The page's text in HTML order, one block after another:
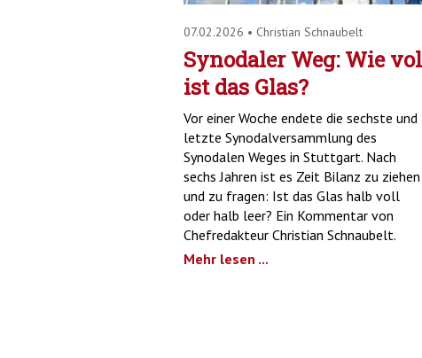
07.02.2026 • Christian Schnaubelt
Synodaler Weg: Wie
ist das Glas?
Vor einer Woche endete die sechste und
letzte Synodalversammlung des
Synodalen Weges in Stuttgart. Nach
sechs Jahren ist es Zeit Bilanz zu ziehen
und zu fragen: Ist das Glas halb voll
oder halb leer? Ein Kommentar von
Chefredakteur Christian Schnaubelt.
Mehr lesen ...